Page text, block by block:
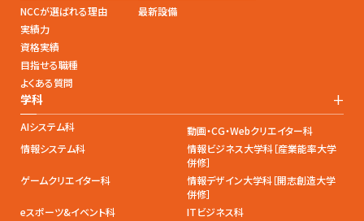
NCCが選ばれる理由
実績力
資格実績
目指せる職種
よくある質問
最新設備
学科 +
AIシステム科
動画・CG・Webクリエイター科
情報システム科
情報ビジネス大学科［産業能率大学
併修］
ゲームクリエイター科
情報デザイン大学科［開志創造大学
併修］
eスポーツ&イベント科
ITビジネス科